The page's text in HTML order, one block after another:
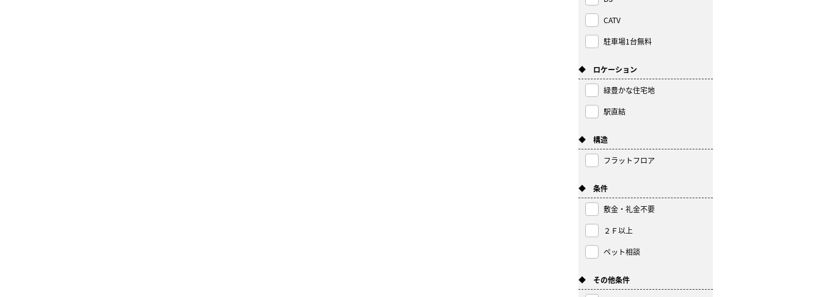
CATV
駐車場1台無料
◆ ロケーション
緑豊かな住宅地
駅直結
◆ 構造
フラットフロア
◆ 条件
敷金・礼金不要
２Ｆ以上
ペット相談
◆ その他条件